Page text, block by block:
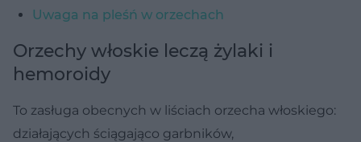
Uwaga na pleśń w orzechach
Orzechy włoskie leczą żylaki i
hemoroidy
To zasługa obecnych w liściach orzecha włoskiego:
działających ściągająco garbników,